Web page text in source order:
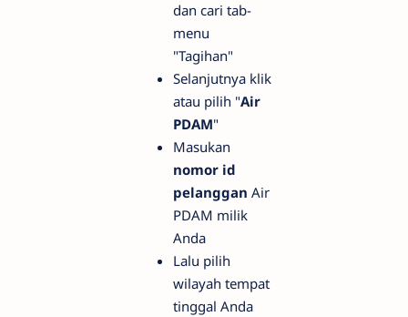
dan cari tab-
menu
"Tagihan"
Selanjutnya klik
atau pilih "Air
PDAM"
Masukan
nomor id
pelanggan Air
PDAM milik
Anda
Lalu pilih
wilayah tempat
tinggal Anda